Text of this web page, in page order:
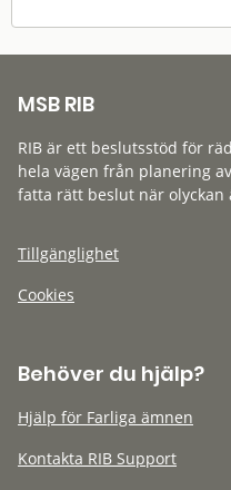
MSB RIB
RIB är ett beslutsstöd för
hela vägen från planering
fatta rätt beslut när olyckan
Tillgänglighet
Cookies
Behöver du hjälp?
Hjälp för Farliga ämnen
Kontakta RIB Support